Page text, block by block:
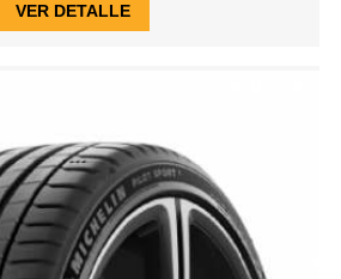
VER DETALLE